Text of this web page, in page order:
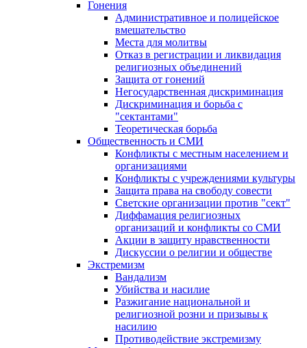
Гонения
Административное и полицейское
вмешательство
Места для молитвы
Отказ в регистрации и ликвидация
религиозных объединений
Защита от гонений
Негосударственная дискриминация
Дискриминация и борьба с
"сектантами"
Теоретическая борьба
Общественность и СМИ
Конфликты с местным населением и
организациями
Конфликты с учреждениями культуры
Защита права на свободу совести
Светские организации против "сект"
Диффамация религиозных
организаций и конфликты со СМИ
Акции в защиту нравственности
Дискуссии о религии и обществе
Экстремизм
Вандализм
Убийства и насилие
Разжигание национальной и
религиозной розни и призывы к
насилию
Противодействие экстремизму